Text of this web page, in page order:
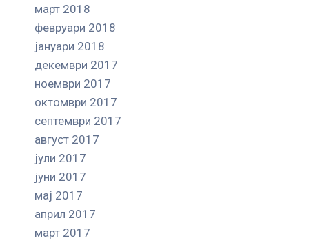
март 2018
февруари 2018
јануари 2018
декември 2017
ноември 2017
октомври 2017
септември 2017
август 2017
јули 2017
јуни 2017
мај 2017
април 2017
март 2017